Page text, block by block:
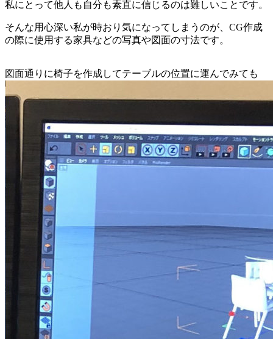
私にとって他人も自分も素直に信じるのは難しいことです。
そんな用心深い私が時おり気になってしまうのが、CG作成
の際に使用する家具などの写真や図面の寸法です。
図面通りに椅子を作成してテーブルの位置に運んでみても